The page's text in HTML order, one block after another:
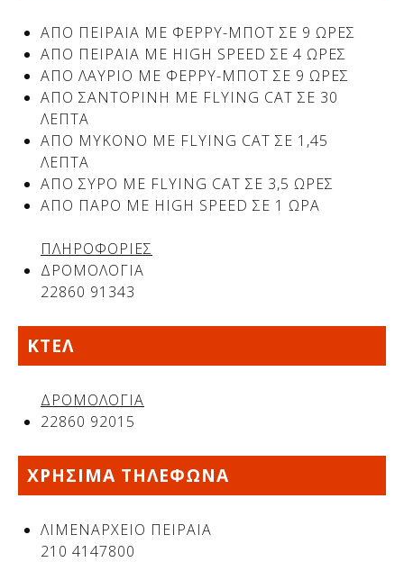
Δείτε μας:
Δείτε μας:
Δείτε μας:
ΑΠΟ ΠΕΙΡΑΙΑ ΜΕ ΦΕΡΡΥ-ΜΠΟΤ ΣΕ 9 ΩΡΕΣ
ΑΠΟ ΠΕΙΡΑΙΑ ΜΕ HIGH SPEED ΣΕ 4 ΩΡΕΣ
ΑΠΟ ΛΑΥΡΙΟ ΜΕ ΦΕΡΡΥ-ΜΠΟΤ ΣΕ 9 ΩΡΕΣ
ΑΠΟ ΣΑΝΤΟΡΙΝΗ ΜΕ FLYING CAT ΣΕ 30
ΛΕΠΤΑ
ΑΠΟ ΜΥΚΟΝΟ ΜΕ FLYING CAT ΣΕ 1,45
ΛΕΠΤΑ
ΑΠΟ ΣΥΡΟ ΜΕ FLYING CAT ΣΕ 3,5 ΩΡΕΣ
ΑΠΟ ΠΑΡΟ ΜΕ HIGH SPEED ΣΕ 1 ΩΡΑ
ΠΛΗΡΟΦΟΡΙΕΣ
ΔΡΟΜΟΛΟΓΙΑ
22860 91343
ΚΤΕΛ
ΔΡΟΜΟΛΟΓΙΑ
22860 92015
ΧΡΗΣΙΜΑ ΤΗΛΕΦΩΝΑ
ΛΙΜΕΝΑΡΧΕΙΟ ΠΕΙΡΑΙΑ
210 4147800